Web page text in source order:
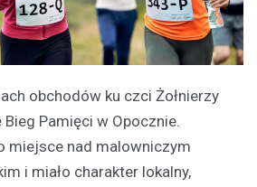
obchodów ku czci Żołnierzy
Bieg Pamięci w Opocznie.
miejsce nad malowniczym
i miało charakter lokalny,